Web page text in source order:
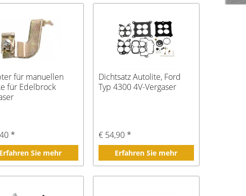
für manuellen
für Edelbrock
*
Erfahren Sie mehr
Dichtsatz Autolite, Ford
Typ 4300 4V-Vergaser
€ 54,90 *
Erfahren Sie mehr